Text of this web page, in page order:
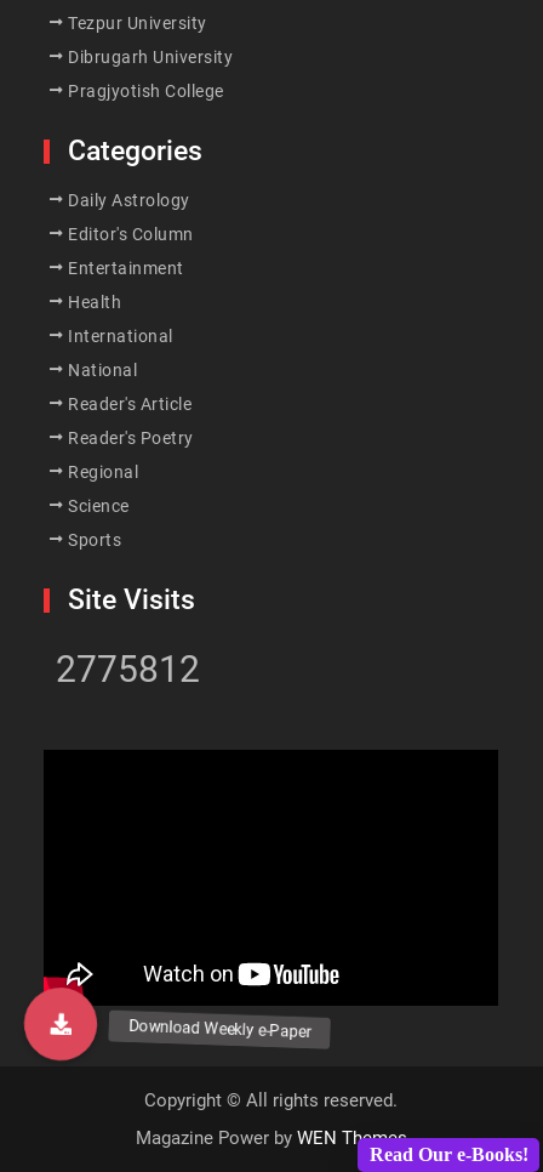
Tezpur University
Dibrugarh University
Pragjyotish College
Categories
Daily Astrology
Editor's Column
Entertainment
Health
International
National
Reader's Article
Reader's Poetry
Regional
Science
Sports
Site Visits
2775812
Copyright © All rights reserved.
Magazine Power by WEN Themes
Read Our e-Books!